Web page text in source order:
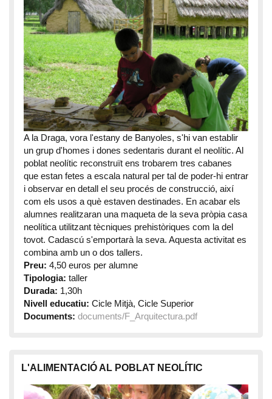
A la Draga, vora l'estany de Banyoles, s'hi van establir
un grup d'homes i dones sedentaris durant el neolític. Al
poblat neolític reconstruït ens trobarem tres cabanes
que estan fetes a escala natural per tal de poder-hi entrar
i observar en detall el seu procés de construcció, així
com els usos a què estaven destinades. En acabar els
alumnes realitzaran una maqueta de la seva pròpia casa
neolítica utilitzant tècniques prehistòriques com la del
tovot. Cadascú s'emportarà la seva. Aquesta activitat es
combina amb un o dos tallers.
Preu: 4,50 euros per alumne
Tipologia: taller
Durada: 1,30h
Nivell educatiu: Cicle Mitjà, Cicle Superior
Documents: documents/F_Arquitectura.pdf
L'ALIMENTACIÓ AL POBLAT NEOLÍTIC